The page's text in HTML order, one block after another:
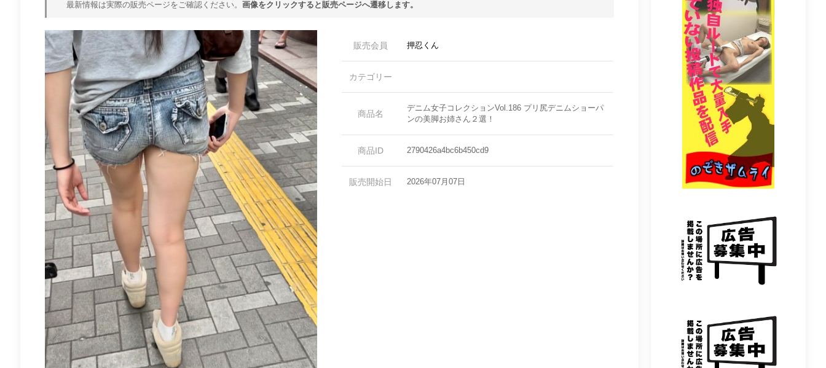
最新情報は実際の販売ページをご確認ください。 画像をクリックすると販売ページへ遷移します。
販売会員 押忍くん
カテゴリー
商品名
デニム女子コレクションVol.186 プリ尻デニムショーパ
ンの美脚お姉さん２選！
商品ID 2790426a4bc6b450cd9
販売開始日 2026年07月07日